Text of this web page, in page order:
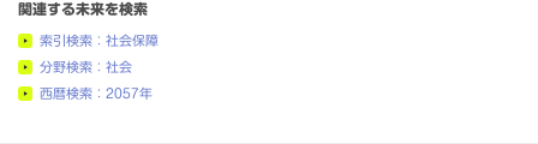
関連する未来を検索
索引検索：社会保障
分野検索：社会
西暦検索：2057年